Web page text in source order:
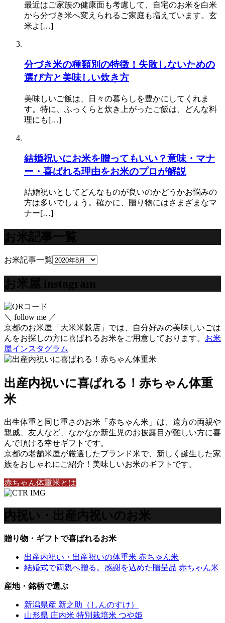
最近はご家族の健康面も考慮して、自宅のお米を白米
から分づき米へ変えられるご家庭も増えています。玄
米よ[…]
分づき米の種類別の特徴！失敗しないための
選び方と美味しい炊き方
美味しいご飯は、日々の暮らしを豊かにしてくれま
す。特に、ふっくらと炊き上がったご飯は、どんな料
理にも[…]
結婚祝いにお米を贈ってもいい？意味・マナ
ー・喜ばれる理由をお米のプロが解説
結婚祝いとしてどんなものが良いのかどうかお悩みの
方は多いでしょう。確かに、贈り物にはさまざまなマ
ナー[…]
お米記事一覧
お米記事一覧
お米屋 instagram
＼ follow me ／
京都のお米屋「大米米穀店」では、自分好みの美味しいごは
んをお探しの方に喜ばれるお米をご用意しております。 お米
屋インスタグラム
出産内祝いに喜ばれる！赤ちゃん体重
米
出生体重と同じ重さのお米「赤ちゃん米」は、遠方の両親や
親戚、友人など、なかなか新生児のお披露目が難しい方に喜
んで頂ける幸せギフトです。
京都の老舗米屋が厳選したブランド米で、新しく誕生した家
族をおしゃれにご紹介！美味しいお米のギフトです。
赤ちゃん体重米とは
内祝い・出産内祝いのお米
贈り物・ギフトで喜ばれるお米
出産内祝い・出産祝いの体重米 赤ちゃん米
結婚式で両親へ贈る。感謝を込めた贈呈品 赤ちゃん米
産地・銘柄で選ぶ
新潟県産 新之助（しんのすけ）
山形県 庄内米 特別栽培米 つや姫